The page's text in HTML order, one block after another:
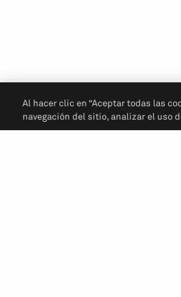
Al hacer clic en “Aceptar todas las
navegación del sitio, analizar el uso